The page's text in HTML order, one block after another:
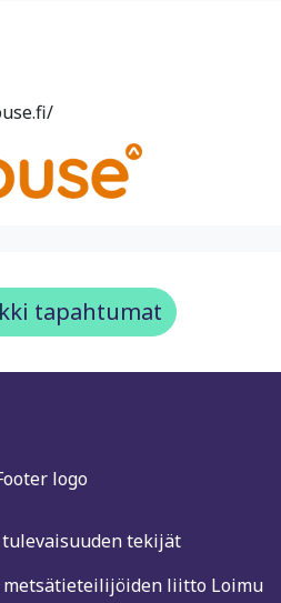
tapahtumat
tekijät
liitto Loimu